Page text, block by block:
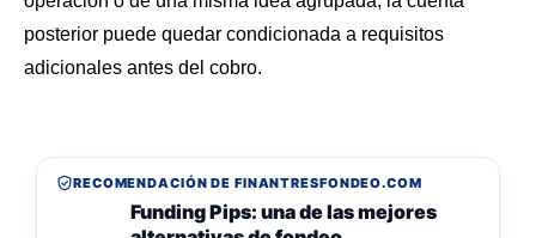
posterior puede quedar condicionada a requisitos
adicionales antes del cobro.
RECOMENDACIÓN DE FINANTRESFONDEO.COM
Funding Pips: una de las mejores